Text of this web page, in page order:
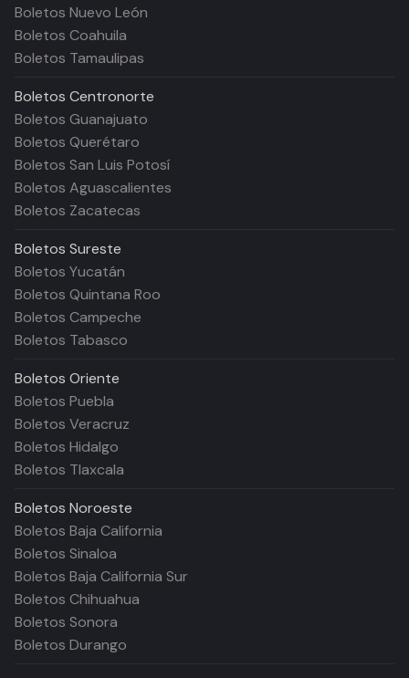
Boletos Nuevo León
Boletos Coahuila
Boletos Tamaulipas
Boletos Centronorte
Boletos Guanajuato
Boletos Querétaro
Boletos San Luis Potosí
Boletos Aguascalientes
Boletos Zacatecas
Boletos Sureste
Boletos Yucatán
Boletos Quintana Roo
Boletos Campeche
Boletos Tabasco
Boletos Oriente
Boletos Puebla
Boletos Veracruz
Boletos Hidalgo
Boletos Tlaxcala
Boletos Noroeste
Boletos Baja California
Boletos Sinaloa
Boletos Baja California Sur
Boletos Chihuahua
Boletos Sonora
Boletos Durango